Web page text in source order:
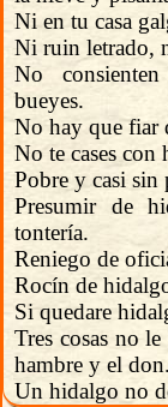
Ni en tu casa
Ni ruin letrado,
No
bueyes.
No hay que fiar
No te cases con
Pobre y casi
Presumir de
tontería.
Reniego de
Rocín de
Si quedare
Tres cosas no
hambre y el don.
Un hidalgo no